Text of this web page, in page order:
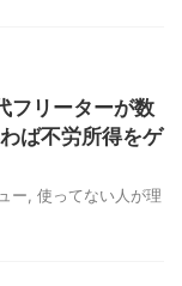
フリーターが数
ば不労所得をゲ
ー 使ってない人が理